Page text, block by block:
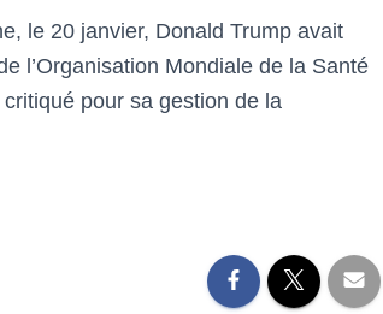
le 20 janvier, Donald Trump avait
l’Organisation Mondiale de la Santé
pour sa gestion de la